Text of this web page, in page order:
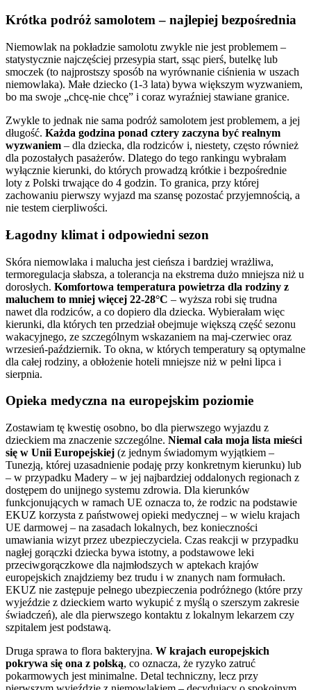
Krótka podróż samolotem – najlepiej bezpośrednia
Niemowlak na pokładzie samolotu zwykle nie jest problemem –
statystycznie najczęściej przesypia start, ssąc pierś, butelkę lub
smoczek (to najprostszy sposób na wyrównanie ciśnienia w uszach
niemowlaka). Małe dziecko (1-3 lata) bywa większym wyzwaniem,
bo ma swoje „chcę-nie chcę” i coraz wyraźniej stawiane granice.
Zwykle to jednak nie sama podróż samolotem jest problemem, a jej
długość. Każda godzina ponad cztery zaczyna być realnym
wyzwaniem – dla dziecka, dla rodziców i, niestety, często również
dla pozostałych pasażerów. Dlatego do tego rankingu wybrałam
wyłącznie kierunki, do których prowadzą krótkie i bezpośrednie
loty z Polski trwające do 4 godzin. To granica, przy której
zachowaniu pierwszy wyjazd ma szansę pozostać przyjemnością, a
nie testem cierpliwości.
Łagodny klimat i odpowiedni sezon
Skóra niemowlaka i malucha jest cieńsza i bardziej wrażliwa,
termoregulacja słabsza, a tolerancja na ekstrema dużo mniejsza niż u
dorosłych. Komfortowa temperatura powietrza dla rodziny z
maluchem to mniej więcej 22-28°C – wyższa robi się trudna
nawet dla rodziców, a co dopiero dla dziecka. Wybierałam więc
kierunki, dla których ten przedział obejmuje większą część sezonu
wakacyjnego, ze szczególnym wskazaniem na maj-czerwiec oraz
wrzesień-październik. To okna, w których temperatury są optymalne
dla całej rodziny, a obłożenie hoteli mniejsze niż w pełni lipca i
sierpnia.
Opieka medyczna na europejskim poziomie
Zostawiam tę kwestię osobno, bo dla pierwszego wyjazdu z
dzieckiem ma znaczenie szczególne. Niemal cała moja lista mieści
się w Unii Europejskiej (z jednym świadomym wyjątkiem –
Tunezją, której uzasadnienie podaję przy konkretnym kierunku) lub
– w przypadku Madery – w jej najbardziej oddalonych regionach z
dostępem do unijnego systemu zdrowia. Dla kierunków
funkcjonujących w ramach UE oznacza to, że rodzic na podstawie
EKUZ korzysta z państwowej opieki medycznej – w wielu krajach
UE darmowej – na zasadach lokalnych, bez konieczności
umawiania wizyt przez ubezpieczyciela. Czas reakcji w przypadku
nagłej gorączki dziecka bywa istotny, a podstawowe leki
przeciwgorączkowe dla najmłodszych w aptekach krajów
europejskich znajdziemy bez trudu i w znanych nam formułach.
EKUZ nie zastępuje pełnego ubezpieczenia podróżnego (które przy
wyjeździe z dzieckiem warto wykupić z myślą o szerszym zakresie
świadczeń), ale dla pierwszego kontaktu z lokalnym lekarzem czy
szpitalem jest podstawą.
Druga sprawa to flora bakteryjna. W krajach europejskich
pokrywa się ona z polską, co oznacza, że ryzyko zatruć
pokarmowych jest minimalne. Detal techniczny, lecz przy